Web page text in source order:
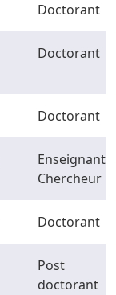
Doctorant
Doctorant
Doctorant
Enseignant-
Chercheur
Doctorant
Post
doctorant